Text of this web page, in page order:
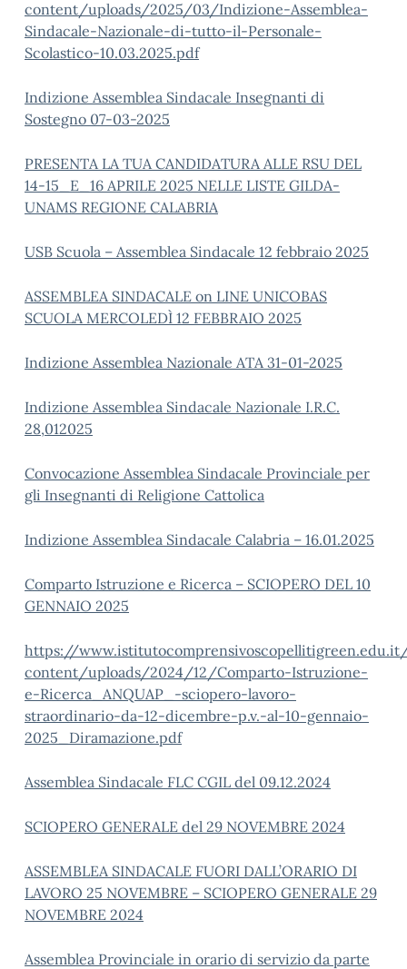
content/uploads/2025/03/Indizione-Assemblea-
Sindacale-Nazionale-di-tutto-il-Personale-
Scolastico-10.03.2025.pdf
Indizione Assemblea Sindacale Insegnanti di
Sostegno 07-03-2025
PRESENTA LA TUA CANDIDATURA ALLE RSU DEL
14-15_E_16 APRILE 2025 NELLE LISTE GILDA-
UNAMS REGIONE CALABRIA
USB Scuola – Assemblea Sindacale 12 febbraio 2025
ASSEMBLEA SINDACALE on LINE UNICOBAS
SCUOLA MERCOLEDÌ 12 FEBBRAIO 2025
Indizione Assemblea Nazionale ATA 31-01-2025
Indizione Assemblea Sindacale Nazionale I.R.C.
28,012025
Convocazione Assemblea Sindacale Provinciale per
gli Insegnanti di Religione Cattolica
Indizione Assemblea Sindacale Calabria – 16.01.2025
Comparto Istruzione e Ricerca – SCIOPERO DEL 10
GENNAIO 2025
https://
content/uploads/2024/12/Comparto-Istruzione-
e-Ricerca_ANQUAP_-sciopero-lavoro-
straordinario-da-12-dicembre-p.v.-al-10-gennaio-
2025_Diramazione.pdf
Assemblea Sindacale FLC CGIL del 09.12.2024
SCIOPERO GENERALE del 29 NOVEMBRE 2024
ASSEMBLEA SINDACALE FUORI DALL’ORARIO DI
LAVORO 25 NOVEMBRE – SCIOPERO GENERALE 29
NOVEMBRE 2024
Assemblea Provinciale in orario di servizio da parte